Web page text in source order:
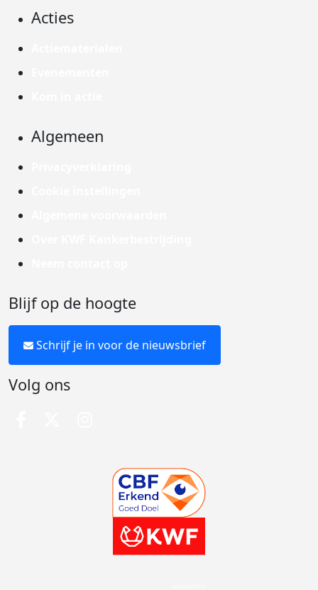
Acties
Algemeen
Blijf op de hoogte
Schrijf je in voor de nieuwsbrief
Volg ons